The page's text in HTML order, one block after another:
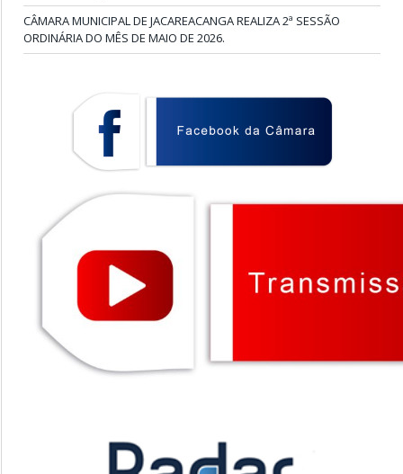
CÂMARA MUNICIPAL DE JACAREACANGA REALIZA 2ª SESSÃO
ORDINÁRIA DO MÊS DE MAIO DE 2026.